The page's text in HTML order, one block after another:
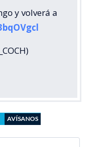
y volverá a
AVÍSANOS